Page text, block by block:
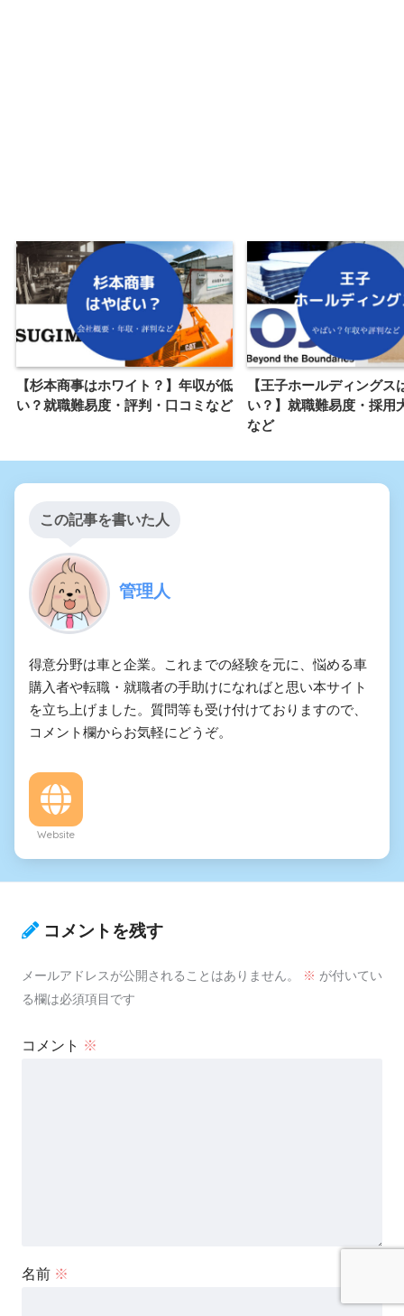
【杉本商事はホワイト？】年収が低
い？就職難易度・評判・口コミなど
【王子ホールディングス
い？】就職難易度・採用
など
この記事を書いた人
管理人
得意分野は車と企業。これまでの経験を元に、悩める車
購入者や転職・就職者の手助けになればと思い本サイト
を立ち上げました。質問等も受け付けておりますので、
コメント欄からお気軽にどうぞ。
Website
コメントを残す
メールアドレスが公開されることはありません。 ※ が付いてい
る欄は必須項目です
コメント ※
名前 ※